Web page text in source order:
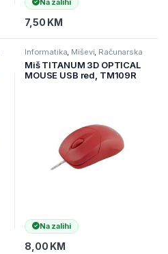
Na zalihi
7,50 KM
Informatika, Miševi, Računarska
periferija
Miš TITANUM 3D OPTICAL
MOUSE USB red, TM109R
Na zalihi
8,00 KM